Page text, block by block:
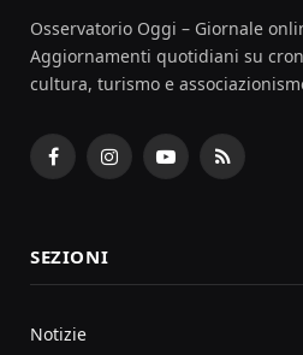
Osservatorio Oggi – Giornale
Aggiornamenti quotidiani su
cultura, turismo e
FacebookInstagramYouTubeRSS
SEZIONI
Notizie